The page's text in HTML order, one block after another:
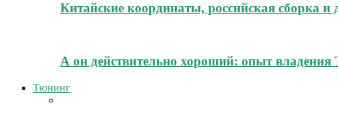
Китайские координаты, российская сборка
А он действительно хороший: опыт
Тюнинг